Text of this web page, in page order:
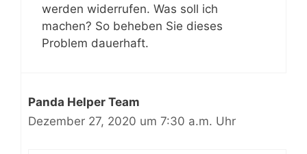
werden widerrufen. Was soll ich
machen? So beheben Sie dieses
Problem dauerhaft.
Panda Helper Team
Dezember 27, 2020 um 7:30 a.m. Uhr